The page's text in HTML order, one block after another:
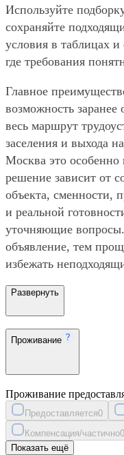
Используйте
сохраняйте
условия в таблицах
где требования
Главное
возможность заранее
весь маршрут
заселения и выхода
Москва это особенно
решение зависит от
объекта, сменности,
и реальной
уточняющие
объявление, тем
избежать
Развернуть
Проживание
Проживание
Предоставляется0
Компенсация/частично0
Показать ещё